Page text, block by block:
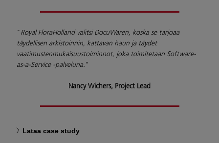
"Royal FloraHolland valitsi DocuWaren, koska se tarjoaa
täydellisen arkistoinnin, kattavan haun ja täydet
vaatimustenmukaisuustoiminnot, joka toimitetaan Software-
as-a-Service -palveluna."
Nancy Wichers, Project Lead
Lataa case study